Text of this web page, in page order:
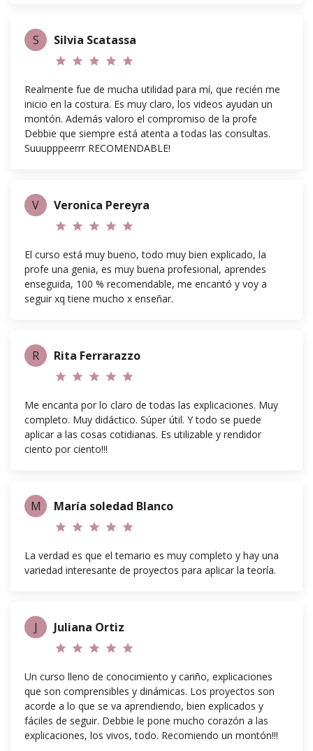
S Silvia Scatassa
star star star star star
Realmente fue de mucha utilidad para mí, que recién me
inicio en la costura. Es muy claro, los videos ayudan un
montón. Además valoro el compromiso de la profe
Debbie que siempre está atenta a todas las consultas.
Suuupppeerrr RECOMENDABLE!
V Veronica Pereyra
star star star star star
El curso está muy bueno, todo muy bien explicado, la
profe una genia, es muy buena profesional, aprendes
enseguida, 100 % recomendable, me encantó y voy a
seguir xq tiene mucho x enseñar.
R Rita Ferrarazzo
star star star star star
Me encanta por lo claro de todas las explicaciones. Muy
completo. Muy didáctico. Súper útil. Y todo se puede
aplicar a las cosas cotidianas. Es utilizable y rendidor
ciento por ciento!!!
M María soledad Blanco
star star star star star
La verdad es que el temario es muy completo y hay una
variedad interesante de proyectos para aplicar la teoría.
J Juliana Ortiz
star star star star star
Un curso lleno de conocimiento y cariño, explicaciones
que son comprensibles y dinámicas. Los proyectos son
acorde a lo que se va aprendiendo, bien explicados y
fáciles de seguir. Debbie le pone mucho corazón a las
explicaciones, los vivos, todo. Recomiendo un montón!!!